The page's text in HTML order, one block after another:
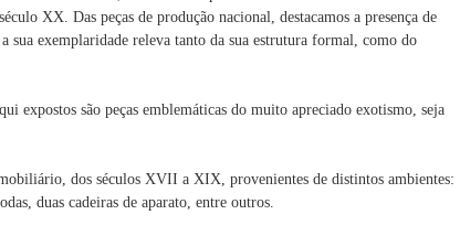
XX. Das peças de produção nacional, destacamos a presença de
exemplaridade releva tanto da sua estrutura formal, como do
expostos são peças emblemáticas do muito apreciado exotismo, seja
dos séculos XVII a XIX, provenientes de distintos ambientes:
duas cadeiras de aparato, entre outros.